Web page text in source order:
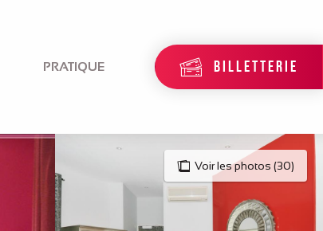
BILLETTERIE
PRATIQUE
Voir les photos (30)